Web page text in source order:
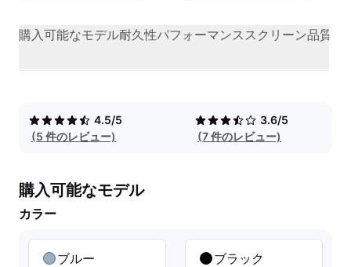
購入可能なモデル耐久性パフォーマンススクリーン品質
4.5/5
(5 件のレビュー)
3.6/5
(7 件のレビュー)
購入可能なモデル
カラー
ブルー ブラック